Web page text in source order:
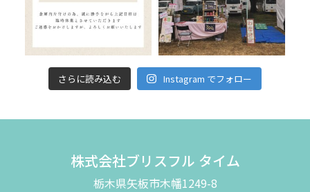
さらに読み込む Instagram でフォロー
株式会社ブリスフル タイム
栃木県矢板市木幡1249-8